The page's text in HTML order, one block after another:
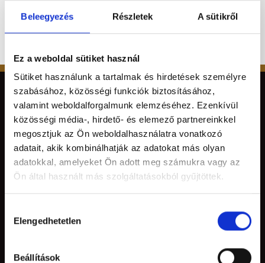
Beleegyezés Részletek A sütikről
Ez a weboldal sütiket használ
Sütiket használunk a tartalmak és hirdetések személyre
szabásához, közösségi funkciók biztosításához,
valamint weboldalforgalmunk elemzéséhez. Ezenkívül
közösségi média-, hirdető- és elemező partnereinkkel
megosztjuk az Ön weboldalhasználatra vonatkozó
adatait, akik kombinálhatják az adatokat más olyan
adatokkal, amelyeket Ön adott meg számukra vagy az
Ön által használt más szolgáltatásokból gyűjtöttek.
kiválasztása
Elengedhetetlen
Beállítások
tajekoztato-a-visszaeles-bejelentesek-
kivizsgalasanak-folyamatarol-es-a-panasztv-
STÜHMER